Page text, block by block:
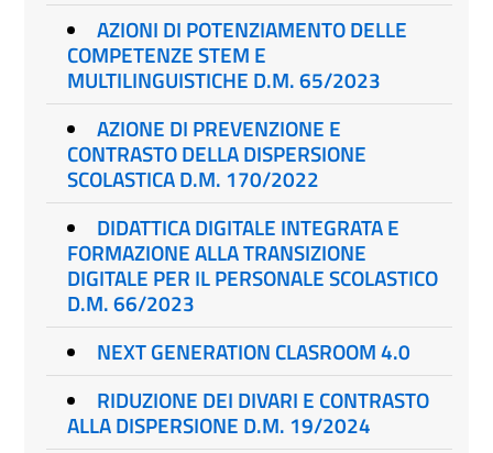
AZIONI DI POTENZIAMENTO DELLE
COMPETENZE STEM E
MULTILINGUISTICHE D.M. 65/2023
AZIONE DI PREVENZIONE E
CONTRASTO DELLA DISPERSIONE
SCOLASTICA D.M. 170/2022
DIDATTICA DIGITALE INTEGRATA E
FORMAZIONE ALLA TRANSIZIONE
DIGITALE PER IL PERSONALE SCOLASTICO
D.M. 66/2023
NEXT GENERATION CLASROOM 4.0
RIDUZIONE DEI DIVARI E CONTRASTO
ALLA DISPERSIONE D.M. 19/2024